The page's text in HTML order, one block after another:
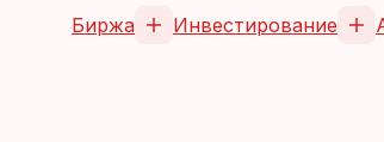
Биржа Инвестирование